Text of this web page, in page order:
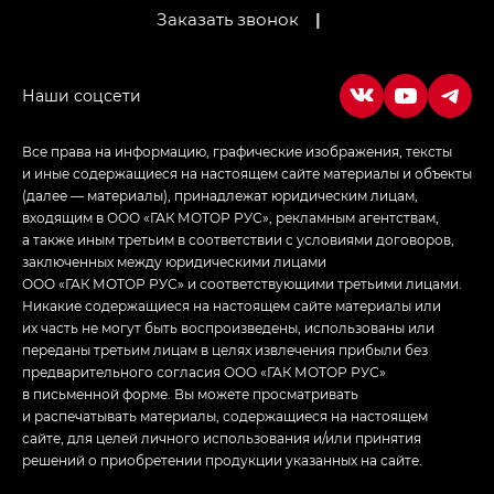
Джи Эс — GS, Джи Эль с элементы экстерьера
Заказать звонок
|
Все права на информацию, графические изображения, тексты
и иные содержащиеся на настоящем сайте материалы и объекты
(далее — материалы), принадлежат юридическим лицам,
входящим в ООО «ГАК МОТОР РУС», рекламным агентствам,
а также иным третьим в соответствии с условиями договоров,
заключенных между юридическими лицами
ООО «ГАК МОТОР РУС» и соответствующими третьими лицами.
Никакие содержащиеся на настоящем сайте материалы или
их часть не могут быть воспроизведены, использованы или
переданы третьим лицам в целях извлечения прибыли без
предварительного согласия ООО «ГАК МОТОР РУС»
в письменной форме. Вы можете просматривать
и распечатывать материалы, содержащиеся на настоящем
сайте, для целей личного использования и/или принятия
решений о приобретении продукции указанных на сайте.